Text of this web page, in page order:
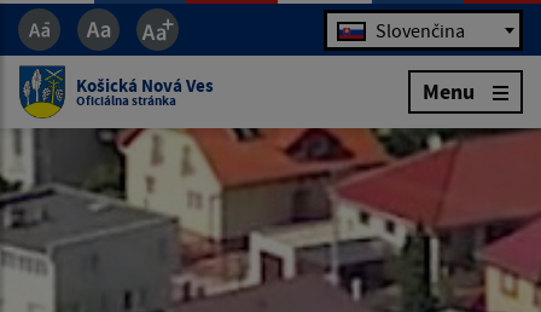
Jazyk Slovenčina
Košická Nová Ves
Oficiálna stránka Menu